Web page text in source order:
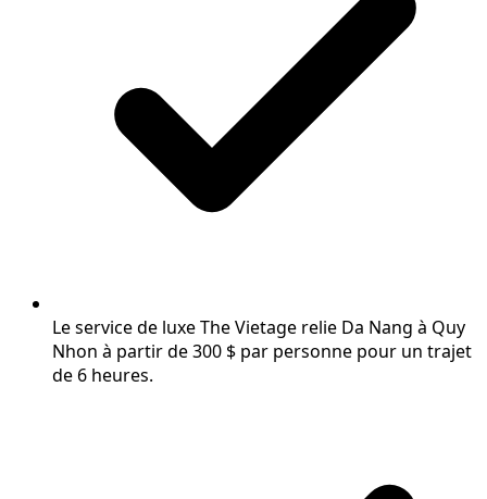
Le service de luxe The Vietage relie Da Nang à Quy
Nhon à partir de 300 $ par personne pour un trajet
de 6 heures.